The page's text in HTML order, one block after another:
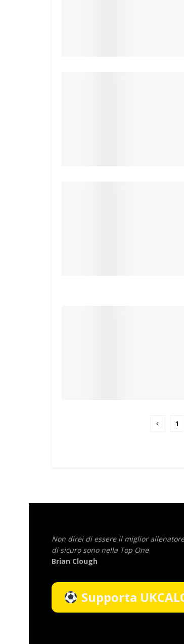
1
Non direi di essere il miglior
di sicuro sono nella Top One
Brian Clough
Supporta